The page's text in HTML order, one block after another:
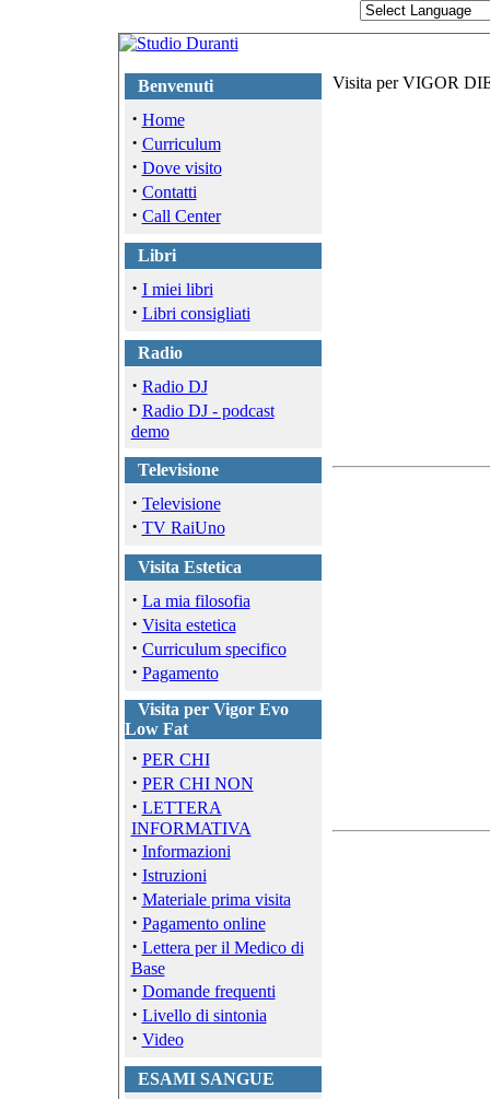
Benvenuti
· Home
· Curriculum
· Dove visito
· Contatti
· Call Center
Libri
· I miei libri
· Libri consigliati
Radio
· Radio DJ
· Radio DJ - podcast
demo
Televisione
· Televisione
· TV RaiUno
Visita Estetica
· La mia filosofia
· Visita estetica
· Curriculum specifico
· Pagamento
Visita per Vigor Evo
Low Fat
· PER CHI
· PER CHI NON
· LETTERA
INFORMATIVA
· Informazioni
· Istruzioni
· Materiale prima visita
· Pagamento online
· Lettera per il Medico di
Base
· Domande frequenti
· Livello di sintonia
· Video
ESAMI SANGUE
Visita per VIGOR